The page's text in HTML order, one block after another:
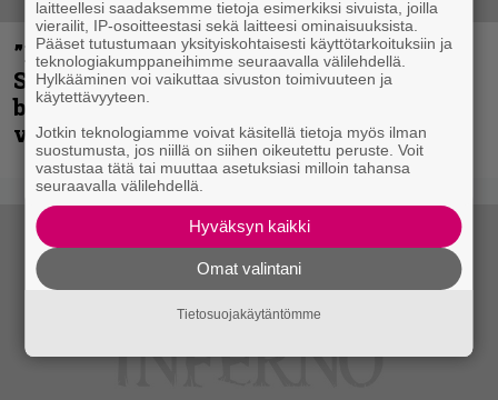
”He ovat tuoneet soittoon jotain uutta” –
Sepulturan Andreas Kisser nimeää
bändin, jonka riffit ovat tehneet
vaikutuksen
laitteellesi saadaksemme tietoja esimerkiksi sivuista, joilla
vierailit, IP-osoitteestasi sekä laitteesi ominaisuuksista.
Pääset tutustumaan yksityiskohtaisesti käyttötarkoituksiin ja
teknologiakumppaneihimme seuraavalla välilehdellä.
Hylkääminen voi vaikuttaa sivuston toimivuuteen ja
käytettävyyteen.
Jotkin teknologiamme voivat käsitellä tietoja myös ilman
suostumusta, jos niillä on siihen oikeutettu peruste. Voit
vastustaa tätä tai muuttaa asetuksiasi milloin tahansa
seuraavalla välilehdellä.
Hyväksyn kaikki
Omat valintani
Tietosuojakäytäntömme